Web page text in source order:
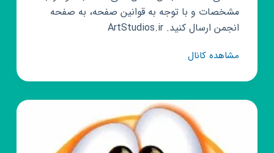
مشخصات و با توجه به قوانین صفحه، به صفحه
انجمن ارسال کنید. ArtStudios.ir
مشاهده کانالکانال
📷
انجمن
عکاسان
نوجوان